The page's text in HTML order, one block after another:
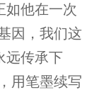
如他在一次
因，我们这
远传承下
用笔墨续写